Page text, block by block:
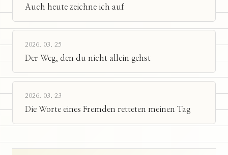
Auch heute zeichne ich auf
2026. 03. 25
Der Weg, den du nicht allein gehst
2026. 03. 23
Die Worte eines Fremden retteten meinen Tag